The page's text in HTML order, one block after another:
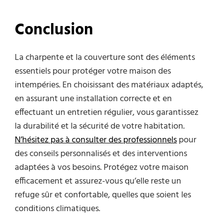
Conclusion
La charpente et la couverture sont des éléments
essentiels pour protéger votre maison des
intempéries. En choisissant des matériaux adaptés,
en assurant une installation correcte et en
effectuant un entretien régulier, vous garantissez
la durabilité et la sécurité de votre habitation.
N’hésitez pas à consulter des professionnelspour
des conseils personnalisés et des interventions
adaptées à vos besoins. Protégez votre maison
efficacement et assurez-vous qu’elle reste un
refuge sûr et confortable, quelles que soient les
conditions climatiques.